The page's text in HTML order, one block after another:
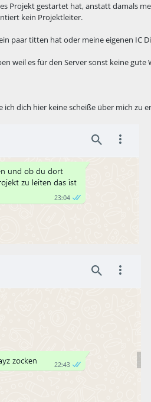
Projekt gestartet hat, anstatt damals
kein Projektleiter.
paar titten hat oder meine eigenen IC
weil es für den Server sonst keine gute
dich hier keine scheiße über mich zu